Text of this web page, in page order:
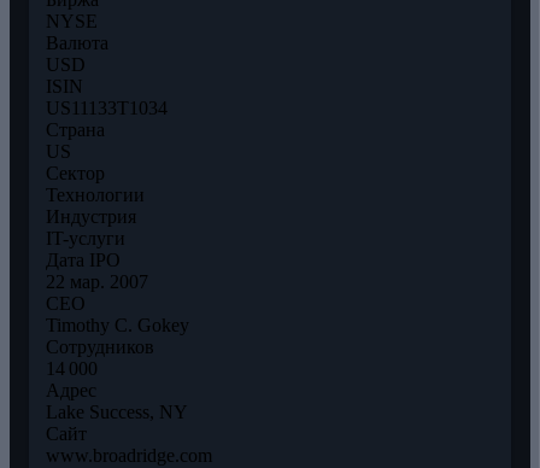
NYSE
Валюта
USD
ISIN
US11133T1034
Страна
US
Сектор
Технологии
Индустрия
IT-услуги
Дата IPO
22 мар. 2007
CEO
Timothy C. Gokey
Сотрудников
14 000
Адрес
Lake Success, NY
Сайт
www.broadridge.com